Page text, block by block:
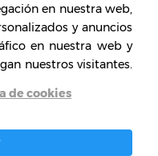
en nuestra web,
y anuncios
en nuestra web y
nuestros visitantes.
de cookies